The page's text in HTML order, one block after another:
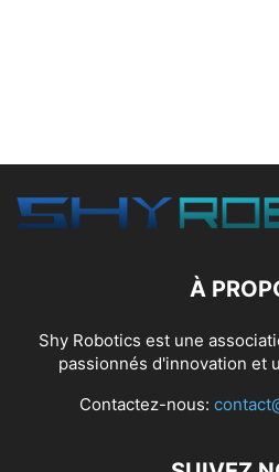
À
Shy Robotics est une
passionnés d'innovation et
Contactez-nous: